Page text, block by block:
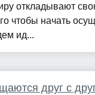
откладывают
чтобы начать
ид...
друг с